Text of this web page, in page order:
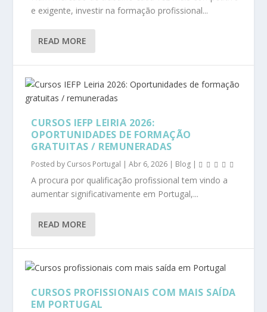
e exigente, investir na formação profissional...
READ MORE
CURSOS IEFP LEIRIA 2026:
OPORTUNIDADES DE FORMAÇÃO
GRATUITAS / REMUNERADAS
Posted by Cursos Portugal |Abr 6, 2026 | Blog |
A procura por qualificação profissional tem vindo a
aumentar significativamente em Portugal,...
READ MORE
CURSOS PROFISSIONAIS COM MAIS SAÍDA
EM PORTUGAL